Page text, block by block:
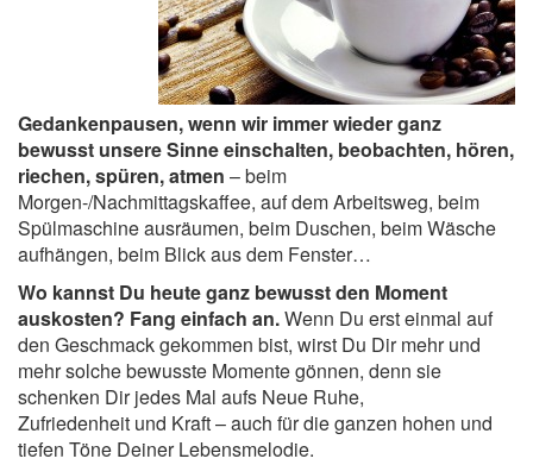
Gedankenpausen, wenn wir immer wieder ganz
bewusst unsere Sinne einschalten, beobachten, hören,
riechen, spüren, atmen – beim
Morgen-/Nachmittagskaffee, auf dem Arbeitsweg, beim
Spülmaschine ausräumen, beim Duschen, beim Wäsche
aufhängen, beim Blick aus dem Fenster…
Wo kannst Du heute ganz bewusst den Moment
auskosten? Fang einfach an.Wenn Du erst einmal auf
den Geschmack gekommen bist, wirst Du Dir mehr und
mehr solche bewusste Momente gönnen, denn sie
schenken Dir jedes Mal aufs Neue Ruhe,
Zufriedenheit und Kraft – auch für die ganzen hohen und
tiefen Töne Deiner Lebensmelodie.